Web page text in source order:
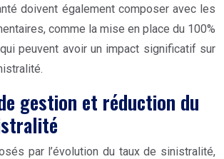
doivent également composer avec les
comme la mise en place du 100%
peuvent avoir un impact significatif sur
gestion et réduction du
par l’évolution du taux de sinistralité,